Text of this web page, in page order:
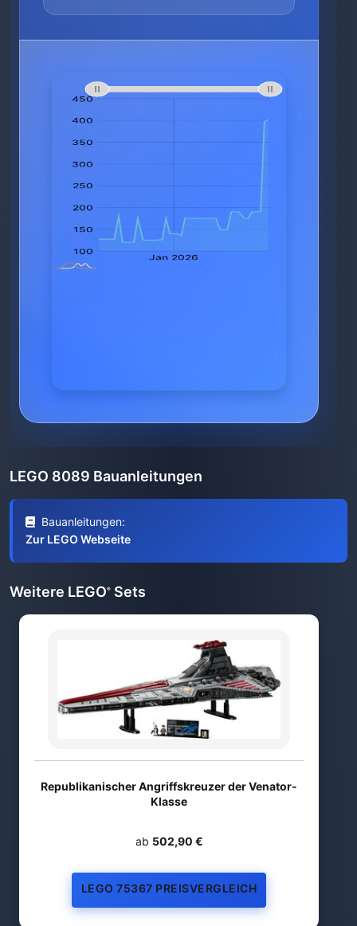
LEGO 8089 Bauanleitungen
Bauanleitungen:
Zur LEGO Webseite
Weitere LEGO® Sets
Republikanischer Angriffskreuzer der Venator-
Klasse
ab 502,90 €
LEGO 75367 PREISVERGLEICH